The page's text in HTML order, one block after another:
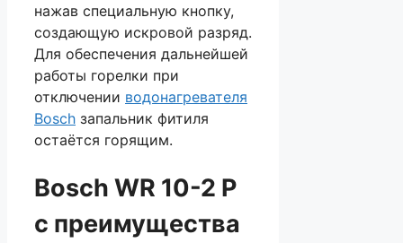
нажав специальную кнопку,
создающую искровой разряд.
Для обеспечения дальнейшей
работы горелки при
отключении водонагревателя
Bosch запальник фитиля
остаётся горящим.
Bosch WR 10-2 P
с преимущества